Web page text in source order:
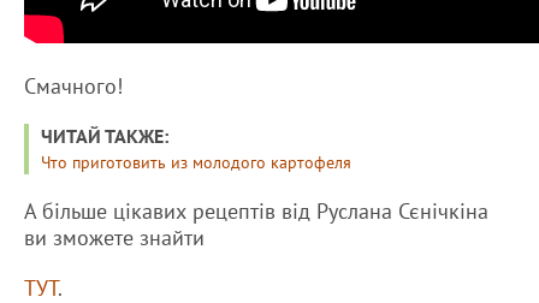
Смачного!
ЧИТАЙ ТАКЖЕ:
Что приготовить из молодого картофеля
А більше цікавих рецептів від Руслана Сєнічкіна
ви зможете знайти
ТУТ.